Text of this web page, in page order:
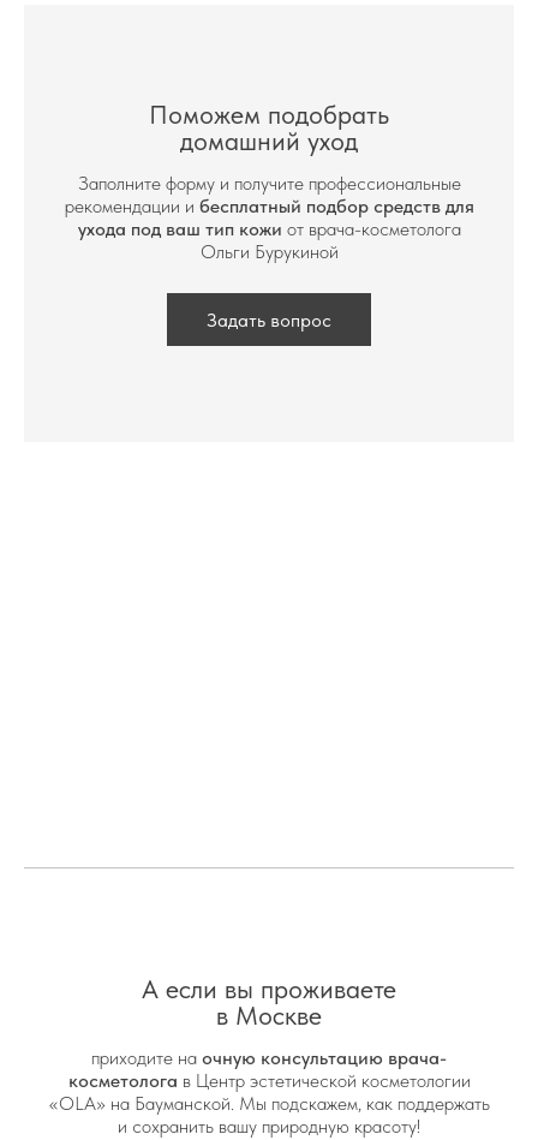
приходите на очную консультацию врача-
косметолога в Центр эстетической косметологии
«OLA» на Бауманской. Мы подскажем, как поддержать
и сохранить вашу природную красоту!
А если вы проживаете
в Москве
Задать вопрос
Поможем подобрать
домашний уход
Заполните форму и получите профессиональные
рекомендации и бесплатный подбор средств для
ухода под ваш тип кожи от врача-косметолога
Ольги Бурукиной